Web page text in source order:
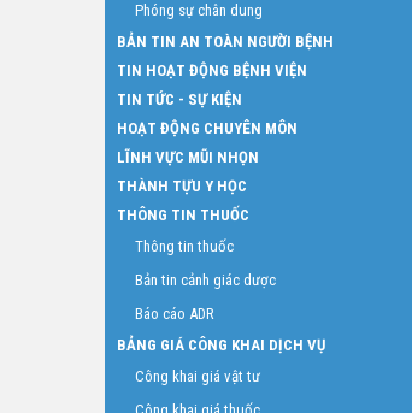
Phóng sự chân dung
BẢN TIN AN TOÀN NGƯỜI BỆNH
TIN HOẠT ĐỘNG BỆNH VIỆN
TIN TỨC - SỰ KIỆN
HOẠT ĐỘNG CHUYÊN MÔN
LĨNH VỰC MŨI NHỌN
THÀNH TỰU Y HỌC
THÔNG TIN THUỐC
Thông tin thuốc
Bản tin cảnh giác dược
Báo cáo ADR
BẢNG GIÁ CÔNG KHAI DỊCH VỤ
Công khai giá vật tư